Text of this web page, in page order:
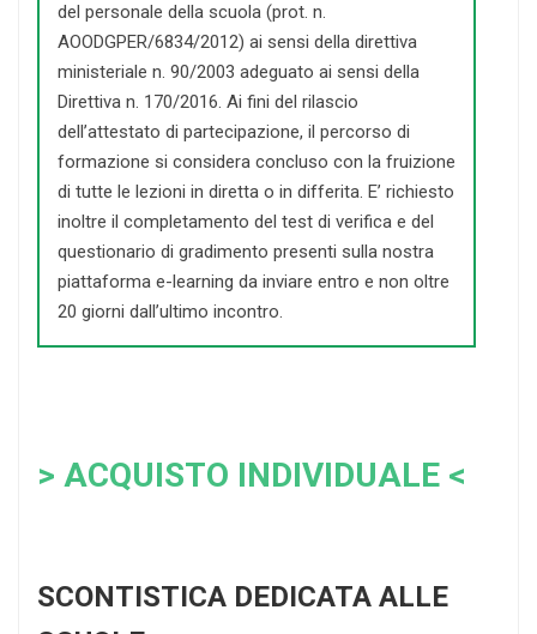
del personale della scuola (prot. n.
AOODGPER/6834/2012) ai sensi della direttiva
ministeriale n. 90/2003 adeguato ai sensi della
Direttiva n. 170/2016. Ai fini del rilascio
dell’attestato di partecipazione, il percorso di
formazione si considera concluso con la fruizione
di tutte le lezioni in diretta o in differita. E’ richiesto
inoltre il completamento del test di verifica e del
questionario di gradimento presenti sulla nostra
piattaforma e-learning da inviare entro e non oltre
20 giorni dall’ultimo incontro.
> ACQUISTO INDIVIDUALE <
SCONTISTICA DEDICATA ALLE